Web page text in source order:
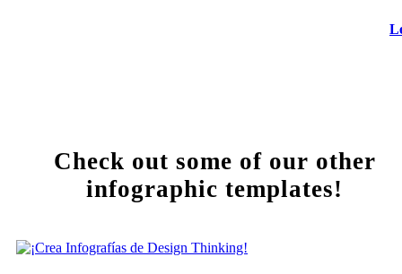
Check out some of our other
infographic templates!